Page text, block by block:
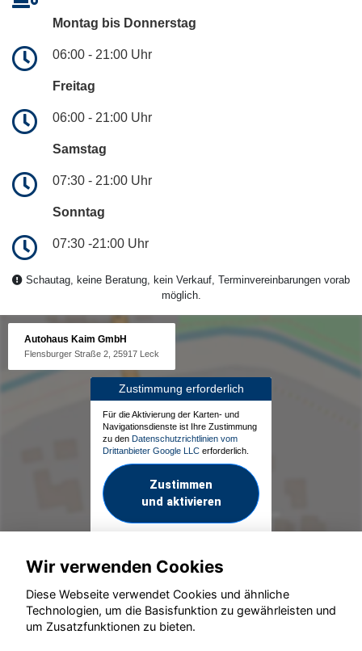
Montag bis Donnerstag
06:00 - 21:00 Uhr
Freitag
06:00 - 21:00 Uhr
Samstag
07:30 - 21:00 Uhr
Sonntag
07:30 -21:00 Uhr
Schautag, keine Beratung, kein Verkauf, Terminvereinbarungen vorab
möglich.
Autohaus Kaim GmbH
Flensburger Straße 2, 25917 Leck
Zustimmung erforderlich
Für die Aktivierung der Karten- und
Navigationsdienste ist Ihre Zustimmung
zu den Datenschutzrichtlinien vom
Drittanbieter Google LLC erforderlich.
Zustimmen
und aktivieren
© konjunkturmotor.de GmbH 2020 - 2026
Wir verwenden Cookies
Diese Webseite verwendet Cookies und ähnliche
Technologien, um die Basisfunktion zu gewährleisten und
um Zusatzfunktionen zu bieten.